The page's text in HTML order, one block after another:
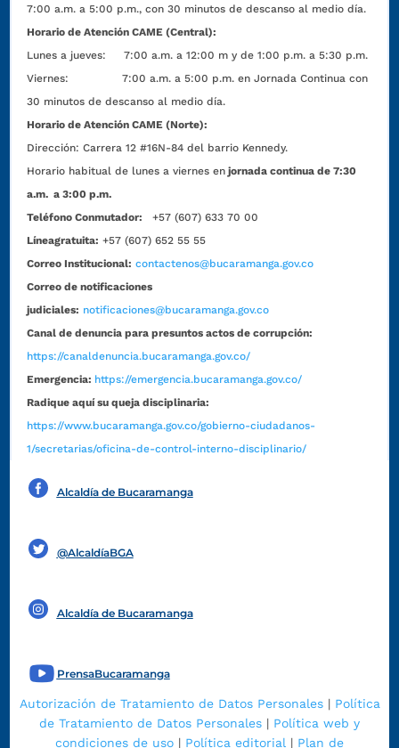
7:00 a.m. a 5:00 p.m., con 30 minutos de descanso al medio día.
Horario de Atención CAME (Central):
Lunes a jueves: 7:00 a.m. a 12:00 m y de 1:00 p.m. a 5:30 p.m.
Viernes: 7:00 a.m. a 5:00 p.m. en Jornada Continua con
30 minutos de descanso al medio día.
Horario de Atención CAME (Norte):
Dirección:Carrera 12 #16N-84 del barrio Kennedy.
Horario habitual de lunes a viernes en jornada continua de 7:30
a.m. a 3:00 p.m.
Teléfono Conmutador:
+57 (607) 633 70 00
Líneagratuita: +57 (607) 652 55 55
Correo Institucional: contactenos@bucaramanga.gov.co
Correo de notificaciones
judiciales: notificaciones@bucaramanga.gov.co
Canal de denuncia para presuntos actos de corrupción:
https://canaldenuncia.bucaramanga.gov.co/
Emergencia: https://emergencia.bucaramanga.gov.co/
Radique aquí su queja disciplinaria:
https://www.bucaramanga.gov.co/gobierno-ciudadanos-
1/secretarias/oficina-de-control-interno-disciplinario/
Alcaldía de Bucaramanga
@AlcaldíaBGA
Alcaldía de Bucaramanga
PrensaBucaramanga
Autorización de Tratamiento de Datos Personales| Política
de Tratamiento de Datos Personales | Política web y
condiciones de uso | Política editorial | Plan de